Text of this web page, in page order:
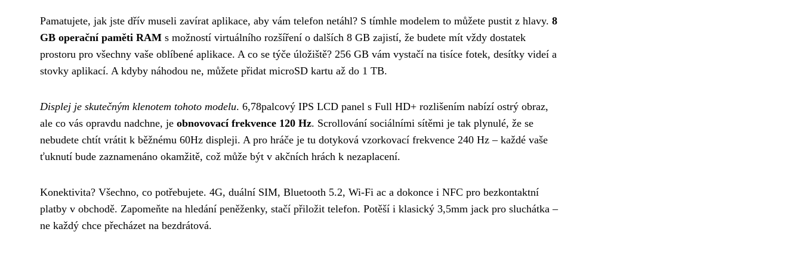
Pamatujete, jak jste dřív museli zavírat aplikace, aby vám telefon netáhl? S tímhle modelem to můžete pustit z hlavy. 8
GB operační paměti RAM s možností virtuálního rozšíření o dalších 8 GB zajistí, že budete mít vždy dostatek
prostoru pro všechny vaše oblíbené aplikace. A co se týče úložiště? 256 GB vám vystačí na tisíce fotek, desítky videí a
stovky aplikací. A kdyby náhodou ne, můžete přidat microSD kartu až do 1 TB.
Displej je skutečným klenotem tohoto modelu. 6,78palcový IPS LCD panel s Full HD+ rozlišením nabízí ostrý obraz,
ale co vás opravdu nadchne, je obnovovací frekvence 120 Hz. Scrollování sociálními sítěmi je tak plynulé, že se
nebudete chtít vrátit k běžnému 60Hz displeji. A pro hráče je tu dotyková vzorkovací frekvence 240 Hz – každé vaše
ťuknutí bude zaznamenáno okamžitě, což může být v akčních hrách k nezaplacení.
Konektivita? Všechno, co potřebujete. 4G, duální SIM, Bluetooth 5.2, Wi-Fi ac a dokonce i NFC pro bezkontaktní
platby v obchodě. Zapomeňte na hledání peněženky, stačí přiložit telefon. Potěší i klasický 3,5mm jack pro sluchátka –
ne každý chce přecházet na bezdrátová.